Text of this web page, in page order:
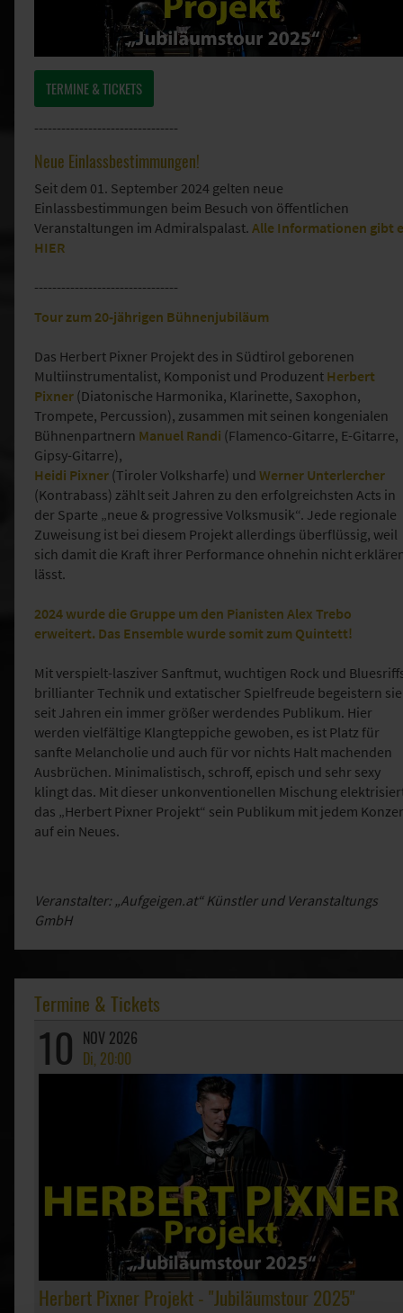
TERMINE & TICKETS
--------------------------------
Neue Einlassbestimmungen!
Seit dem 01. September 2024 gelten neue
Einlassbestimmungen beim Besuch von öffentlichen
Veranstaltungen im Admiralspalast. Alle Informationen gibt
HIER
--------------------------------
Tour zum 20-jährigen Bühnenjubiläum
Das Herbert Pixner Projekt des in Südtirol geborenen
Multiinstrumentalist, Komponist und Produzent Herbert
Pixner (Diatonische Harmonika, Klarinette, Saxophon,
Trompete, Percussion), zusammen mit seinen kongenialen
Bühnenpartnern Manuel Randi (Flamenco-Gitarre, E-Gitarre,
Gipsy-Gitarre),
Heidi Pixner (Tiroler Volksharfe) und Werner Unterlercher
(Kontrabass) zählt seit Jahren zu den erfolgreichsten Acts in
der Sparte „neue & progressive Volksmusik“. Jede regionale
Zuweisung ist bei diesem Projekt allerdings überflüssig, weil
sich damit die Kraft ihrer Performance ohnehin nicht
lässt.
2024 wurde die Gruppe um den Pianisten Alex Trebo
erweitert. Das Ensemble wurde somit zum Quintett!
Mit verspielt-lasziver Sanftmut, wuchtigen Rock und
brillianter Technik und extatischer Spielfreude begeistern sie
seit Jahren ein immer größer werdendes Publikum. Hier
werden vielfältige Klangteppiche gewoben, es ist Platz für
sanfte Melancholie und auch für vor nichts Halt machenden
Ausbrüchen. Minimalistisch, schroff, episch und sehr sexy
klingt das. Mit dieser unkonventionellen Mischung
das „Herbert Pixner Projekt“ sein Publikum mit jedem
auf ein Neues.
Veranstalter: „Aufgeigen.at“ Künstler und Veranstaltungs
GmbH
Termine & Tickets
10 NOV 2026
Di, 20:00
Herbert Pixner Projekt - "Jubiläumstour 2025"